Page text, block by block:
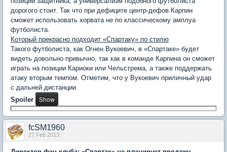
дорогого стоит. Так что при дефиците центр-дефов Карпин
сможет использовать хорвата не по классическому амплуа
футболиста.
Который прекрасно подходит «Спартаку» по стилю
Такого футболиста, как Огнен Вукоевич, в «Спартаке» будет
видеть довольно привычно, так как в команде Карпина он сможет
играть на позиции Кариоки или Чельстрема, а также поддержать
атаку вторым темпом. Отметим, что у Вукоевич приличный удар
с дальней дистанции.
Spoiler
fcSM1960
27 Feb 2013